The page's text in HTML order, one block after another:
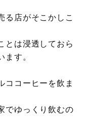
る店がそこかしこ
とは浸透しておら
す。
ココーヒーを飲ま
でゆっくり飲むの